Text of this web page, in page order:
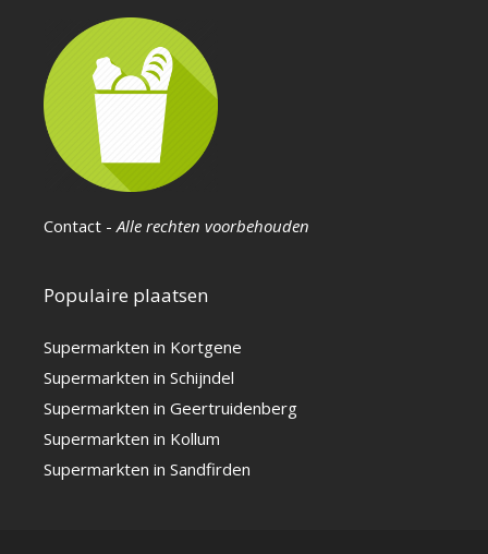
Contact - Alle rechten voorbehouden
Populaire plaatsen
Supermarkten in Kortgene
Supermarkten in Schijndel
Supermarkten in Geertruidenberg
Supermarkten in Kollum
Supermarkten in Sandfirden